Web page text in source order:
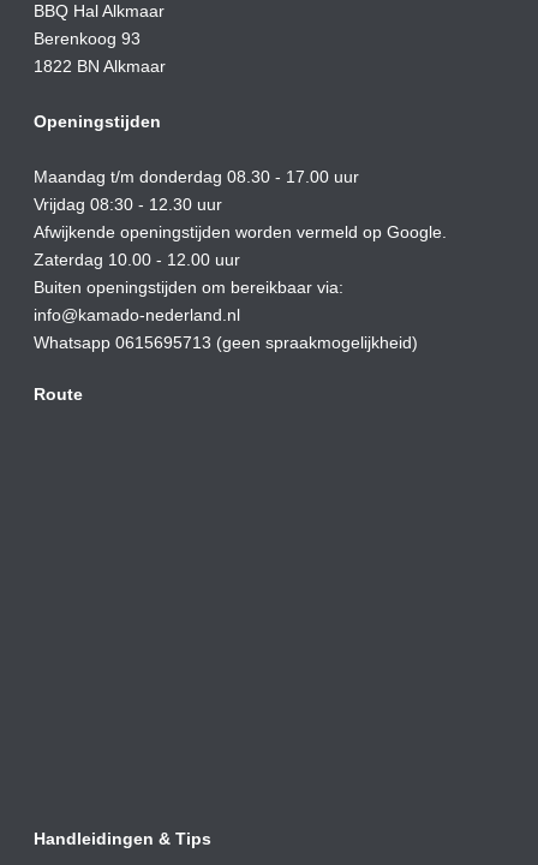
BBQ Hal Alkmaar
Berenkoog 93
1822 BN Alkmaar
Openingstijden
Maandag t/m donderdag 08.30 - 17.00 uur
Vrijdag 08:30 - 12.30 uur
Afwijkende openingstijden worden vermeld op Google.
Zaterdag 10.00 - 12.00 uur
Buiten openingstijden om bereikbaar via:
info@kamado-nederland.nl
Whatsapp 0615695713 (geen spraakmogelijkheid)
Route
Handleidingen & Tips